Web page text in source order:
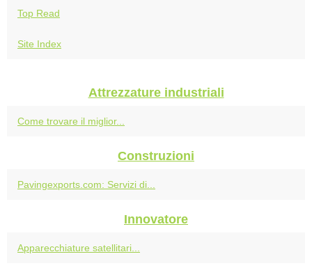
Top Read
Site Index
Attrezzature industriali
Come trovare il miglior...
Construzioni
Pavingexports.com: Servizi di...
Innovatore
Apparecchiature satellitari...